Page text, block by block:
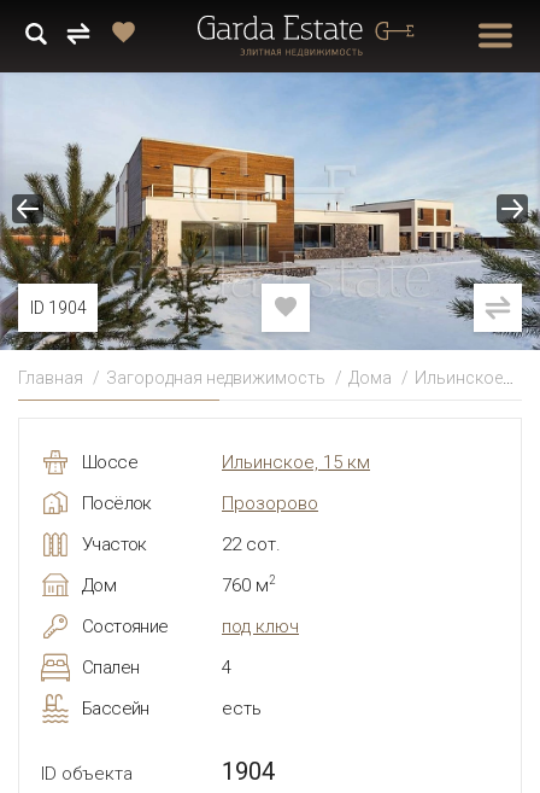
ID 1904
Главная Загородная недвижимость Дома Ильинское
Шоссе
Ильинское, 15 км
Посёлок
Прозорово
Участок
22 сот.
Дом
760 м2
Состояние
под ключ
Спален
4
Бассейн
есть
ID объекта 1904